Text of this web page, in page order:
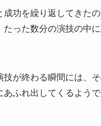
成功を繰り返してきたの
たった数分の演技の中
技が終わる瞬間には、
ふれ出してくるようで